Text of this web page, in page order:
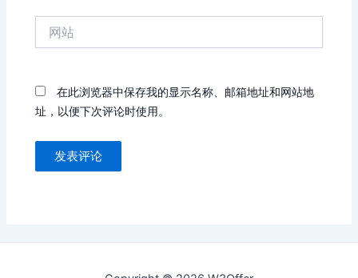
在此浏览器中保存我的显示名称、邮箱地址和网站地
址，以便下次评论时使用。